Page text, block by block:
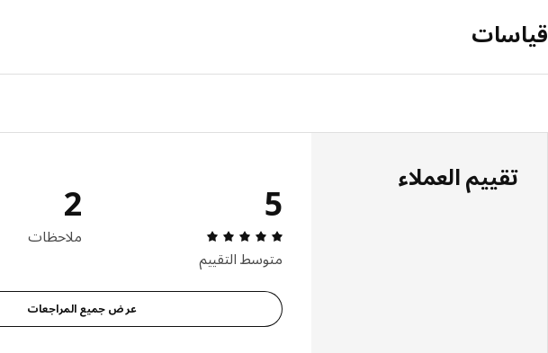
قياسات
تقييم العملاء
5
متوسط التقييم
2
ملاحظات
عرض جميع المراجعات